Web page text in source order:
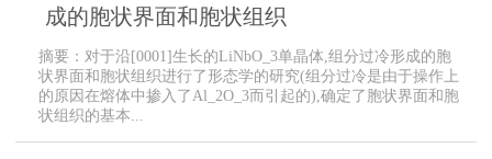
成的胞状界面和胞状组织
摘要：对于沿[0001]生长的LiNbO_3单晶体,组分过冷形成的胞
状界面和胞状组织进行了形态学的研究(组分过冷是由于操作上
的原因在熔体中掺入了Al_2O_3而引起的),确定了胞状界面和胞
状组织的基本...